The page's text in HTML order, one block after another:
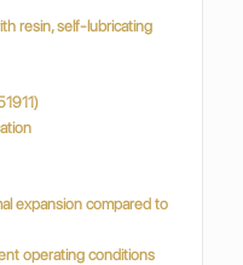
resin, self-lubricating
expansion compared to
operating conditions